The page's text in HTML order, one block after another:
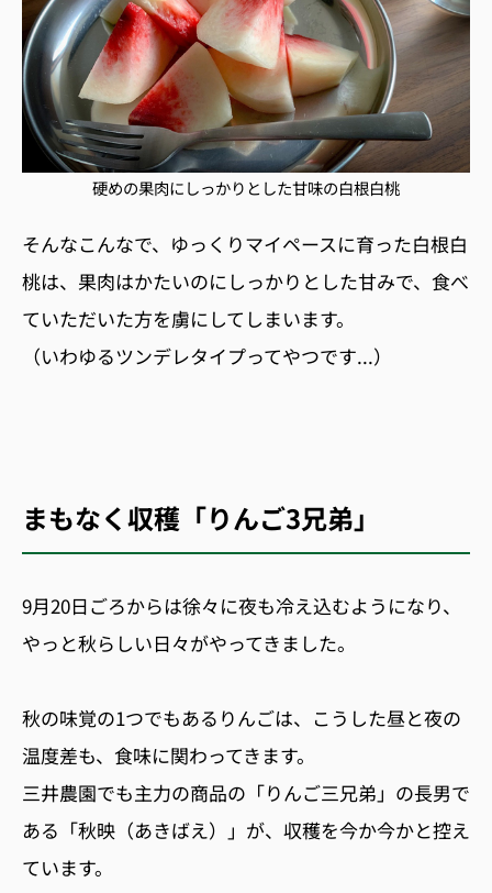
硬めの果肉にしっかりとした甘味の白根白桃
そんなこんなで、ゆっくりマイペースに育った白根白
桃は、果肉はかたいのにしっかりとした甘みで、食べ
ていただいた方を虜にしてしまいます。
（いわゆるツンデレタイプってやつです...）
まもなく収穫「りんご3兄弟」
9月20日ごろからは徐々に夜も冷え込むようになり、
やっと秋らしい日々がやってきました。
秋の味覚の1つでもあるりんごは、こうした昼と夜の
温度差も、食味に関わってきます。
三井農園でも主力の商品の「りんご三兄弟」の長男で
ある「秋映（あきばえ）」が、収穫を今か今かと控え
ています。